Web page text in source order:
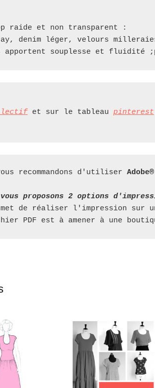
raide et non transparent :
denim léger, velours
et sur le tableau pinterest
recommandons d'utiliser
proposons 2 options
de réaliser l'impression
PDF est à amener à une